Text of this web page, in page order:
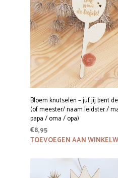
Bloem knutselen – juf jij bent
(of meester/ naam leidster /
papa / oma / opa)
€8,95
TOEVOEGEN AAN